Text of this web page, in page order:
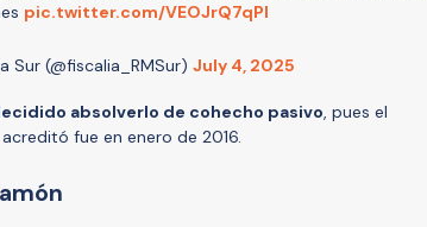
pic.twitter.com/VEOJrQ7qPl
Sur (@fiscalia_RMSur) July 4, 2025
absolverlo de cohecho pasivo, pues el
fue en enero de 2016.